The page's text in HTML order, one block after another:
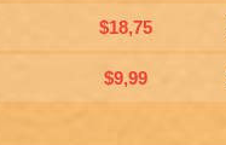
$18,75
$9,99